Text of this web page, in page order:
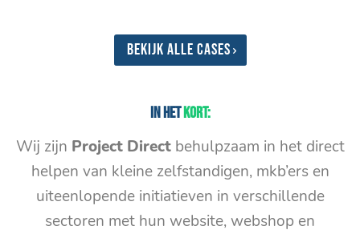
Bekijk alle cases
In hetkort:
Wij zijn Project Direct behulpzaam in het direct
helpen van kleine zelfstandigen, mkb’ers en
uiteenlopende initiatieven in verschillende
sectoren met hun website, webshop en